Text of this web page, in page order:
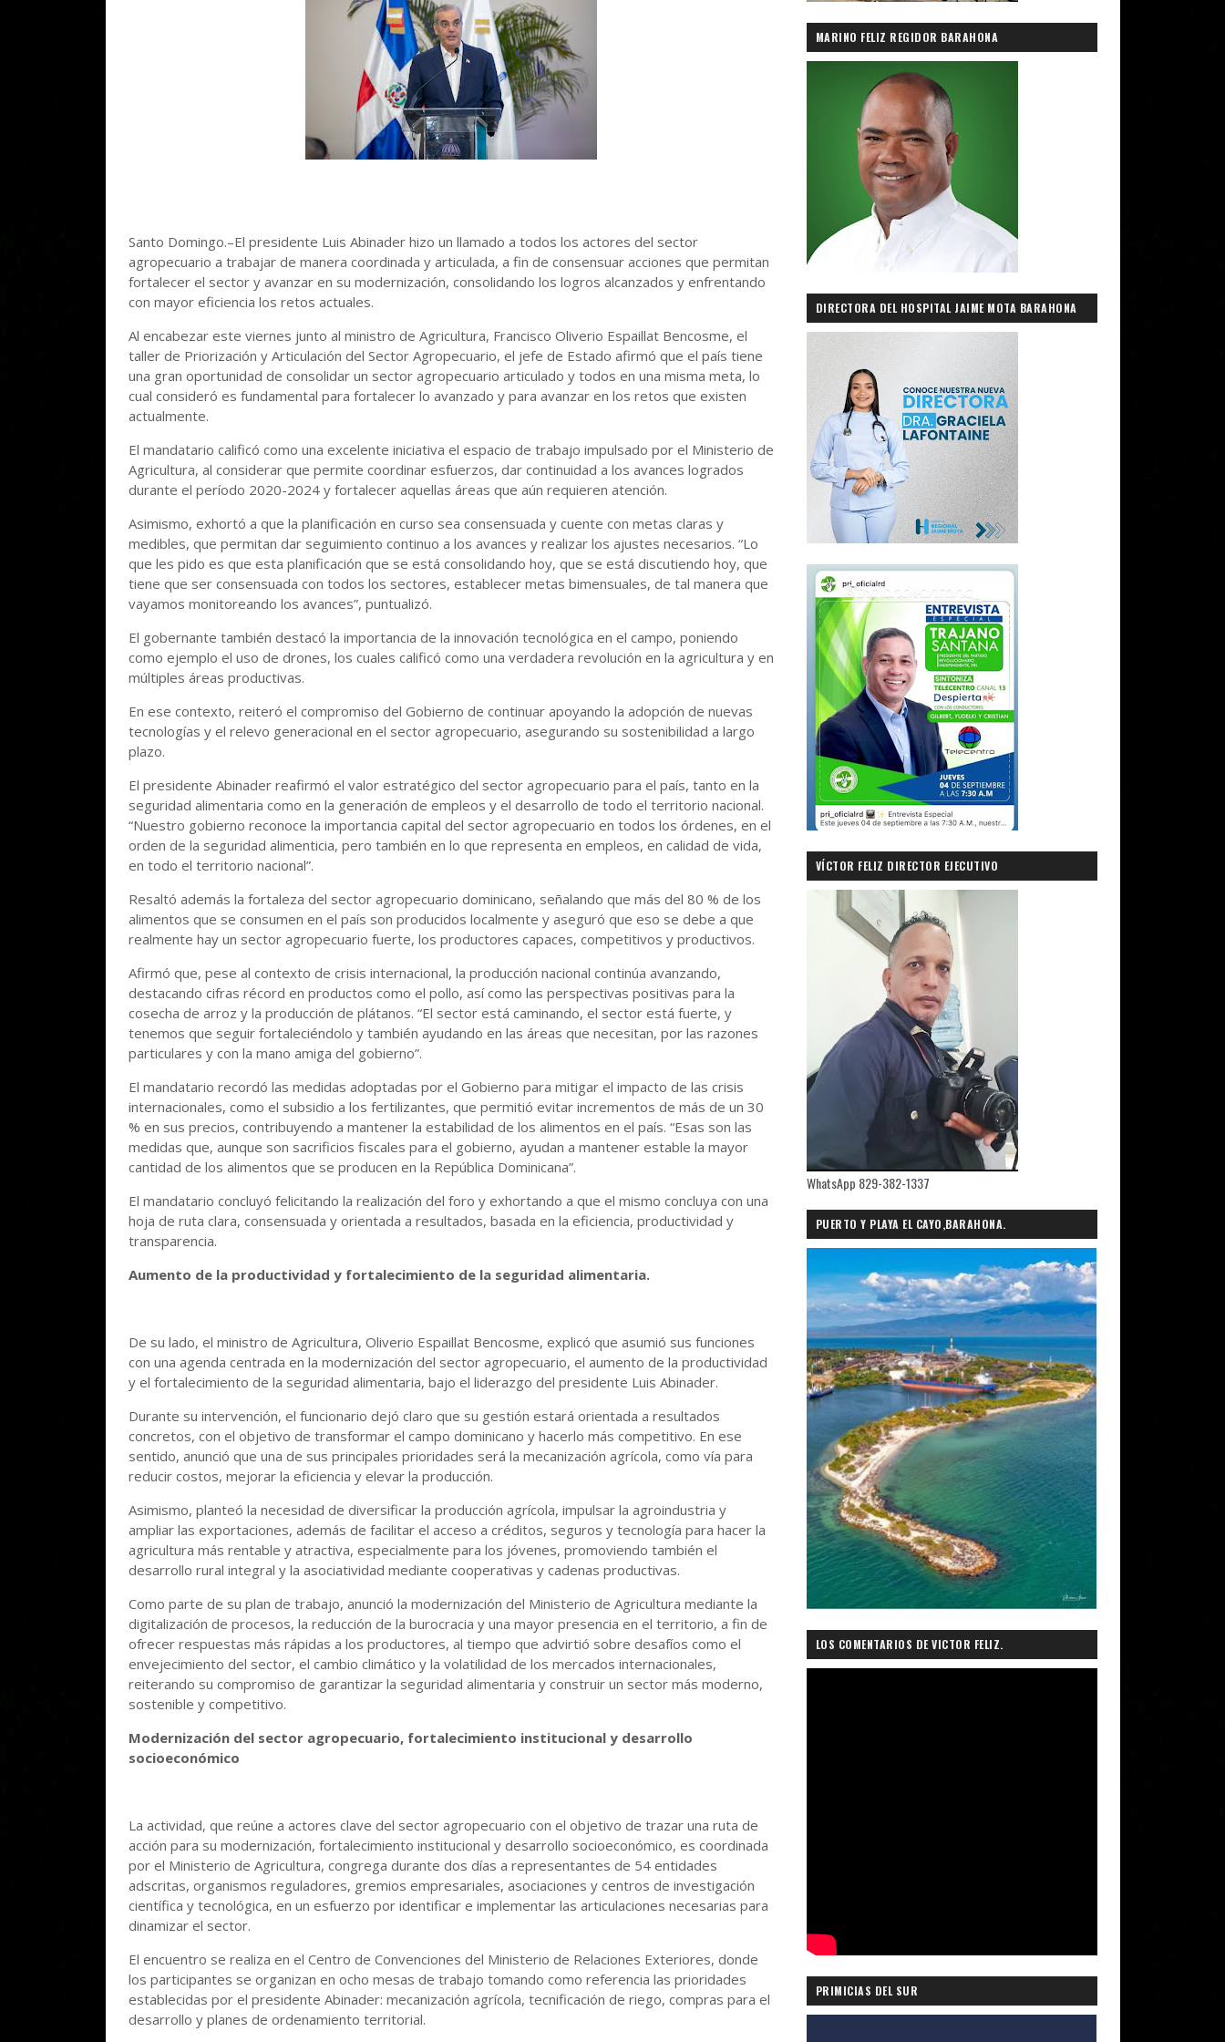
Santo Domingo.–El presidente Luis Abinader hizo un llamado a todos los actores del sector
agropecuario a trabajar de manera coordinada y articulada, a fin de consensuar acciones que permitan
fortalecer el sector y avanzar en su modernización, consolidando los logros alcanzados y enfrentando
con mayor eficiencia los retos actuales.
Al encabezar este viernes junto al ministro de Agricultura, Francisco Oliverio Espaillat Bencosme, el
taller de Priorización y Articulación del Sector Agropecuario, el jefe de Estado afirmó que el país tiene
una gran oportunidad de consolidar un sector agropecuario articulado y todos en una misma meta, lo
cual consideró es fundamental para fortalecer lo avanzado y para avanzar en los retos que existen
actualmente.
El mandatario calificó como una excelente iniciativa el espacio de trabajo impulsado por el Ministerio de
Agricultura, al considerar que permite coordinar esfuerzos, dar continuidad a los avances logrados
durante el período 2020-2024 y fortalecer aquellas áreas que aún requieren atención.
Asimismo, exhortó a que la planificación en curso sea consensuada y cuente con metas claras y
medibles, que permitan dar seguimiento continuo a los avances y realizar los ajustes necesarios. “Lo
que les pido es que esta planificación que se está consolidando hoy, que se está discutiendo hoy, que
tiene que ser consensuada con todos los sectores, establecer metas bimensuales, de tal manera que
vayamos monitoreando los avances”, puntualizó.
El gobernante también destacó la importancia de la innovación tecnológica en el campo, poniendo
como ejemplo el uso de drones, los cuales calificó como una verdadera revolución en la agricultura y en
múltiples áreas productivas.
En ese contexto, reiteró el compromiso del Gobierno de continuar apoyando la adopción de nuevas
tecnologías y el relevo generacional en el sector agropecuario, asegurando su sostenibilidad a largo
plazo.
El presidente Abinader reafirmó el valor estratégico del sector agropecuario para el país, tanto en la
seguridad alimentaria como en la generación de empleos y el desarrollo de todo el territorio nacional.
“Nuestro gobierno reconoce la importancia capital del sector agropecuario en todos los órdenes, en el
orden de la seguridad alimenticia, pero también en lo que representa en empleos, en calidad de vida,
en todo el territorio nacional”.
Resaltó además la fortaleza del sector agropecuario dominicano, señalando que más del 80 % de los
alimentos que se consumen en el país son producidos localmente y aseguró que eso se debe a que
realmente hay un sector agropecuario fuerte, los productores capaces, competitivos y productivos.
Afirmó que, pese al contexto de crisis internacional, la producción nacional continúa avanzando,
destacando cifras récord en productos como el pollo, así como las perspectivas positivas para la
cosecha de arroz y la producción de plátanos. “El sector está caminando, el sector está fuerte, y
tenemos que seguir fortaleciéndolo y también ayudando en las áreas que necesitan, por las razones
particulares y con la mano amiga del gobierno”.
El mandatario recordó las medidas adoptadas por el Gobierno para mitigar el impacto de las crisis
internacionales, como el subsidio a los fertilizantes, que permitió evitar incrementos de más de un 30
% en sus precios, contribuyendo a mantener la estabilidad de los alimentos en el país. “Esas son las
medidas que, aunque son sacrificios fiscales para el gobierno, ayudan a mantener estable la mayor
cantidad de los alimentos que se producen en la República Dominicana”.
El mandatario concluyó felicitando la realización del foro y exhortando a que el mismo concluya con una
hoja de ruta clara, consensuada y orientada a resultados, basada en la eficiencia, productividad y
transparencia.
Aumento de la productividad y fortalecimiento de la seguridad alimentaria.
De su lado, el ministro de Agricultura, Oliverio Espaillat Bencosme, explicó que asumió sus funciones
con una agenda centrada en la modernización del sector agropecuario, el aumento de la productividad
y el fortalecimiento de la seguridad alimentaria, bajo el liderazgo del presidente Luis Abinader.
Durante su intervención, el funcionario dejó claro que su gestión estará orientada a resultados
concretos, con el objetivo de transformar el campo dominicano y hacerlo más competitivo. En ese
sentido, anunció que una de sus principales prioridades será la mecanización agrícola, como vía para
reducir costos, mejorar la eficiencia y elevar la producción.
Asimismo, planteó la necesidad de diversificar la producción agrícola, impulsar la agroindustria y
ampliar las exportaciones, además de facilitar el acceso a créditos, seguros y tecnología para hacer la
agricultura más rentable y atractiva, especialmente para los jóvenes, promoviendo también el
desarrollo rural integral y la asociatividad mediante cooperativas y cadenas productivas.
Como parte de su plan de trabajo, anunció la modernización del Ministerio de Agricultura mediante la
digitalización de procesos, la reducción de la burocracia y una mayor presencia en el territorio, a fin de
ofrecer respuestas más rápidas a los productores, al tiempo que advirtió sobre desafíos como el
envejecimiento del sector, el cambio climático y la volatilidad de los mercados internacionales,
reiterando su compromiso de garantizar la seguridad alimentaria y construir un sector más moderno,
sostenible y competitivo.
Modernización del sector agropecuario, fortalecimiento institucional y desarrollo
socioeconómico
La actividad, que reúne a actores clave del sector agropecuario con el objetivo de trazar una ruta de
acción para su modernización, fortalecimiento institucional y desarrollo socioeconómico, es coordinada
por el Ministerio de Agricultura, congrega durante dos días a representantes de 54 entidades
adscritas, organismos reguladores, gremios empresariales, asociaciones y centros de investigación
científica y tecnológica, en un esfuerzo por identificar e implementar las articulaciones necesarias para
dinamizar el sector.
El encuentro se realiza en el Centro de Convenciones del Ministerio de Relaciones Exteriores, donde
los participantes se organizan en ocho mesas de trabajo tomando como referencia las prioridades
establecidas por el presidente Abinader: mecanización agrícola, tecnificación de riego, compras para el
desarrollo y planes de ordenamiento territorial.
MARINO FELIZ REGIDOR BARAHONA
DIRECTORA DEL HOSPITAL JAIME MOTA BARAHONA
VÍCTOR FELIZ DIRECTOR EJECUTIVO
PRIMICIASDELSUR.COM
WhatsApp 829-382-1337
PUERTO Y PLAYA EL CAYO,BARAHONA.
LOS COMENTARIOS DE VICTOR FELIZ.
PRIMICIAS DEL SUR